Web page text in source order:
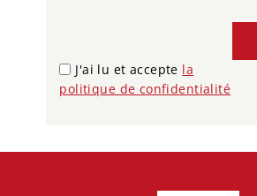
J'ai lu et accepte la
politique de confidentialité